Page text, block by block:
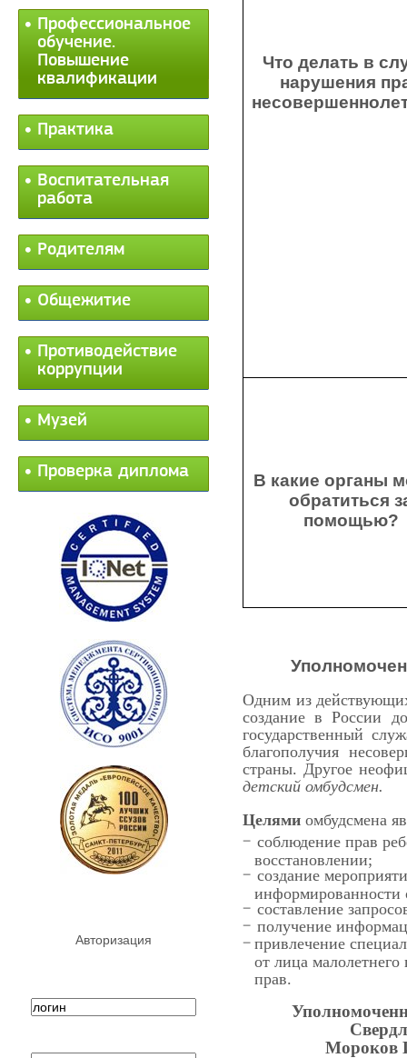
Профессиональное
обучение.
Повышение
квалификации
Практика
Воспитательная
работа
Родителям
Общежитие
Противодействие
коррупции
Музей
Проверка диплома
Авторизация
Что делать в
нарушения
В какие органы
обратиться
помощью?
Одним из
создание в России
государственный
благополучия
страны. Другое
детский омбудсмен.
Целями омбудсмена
соблюдение прав
восстановлении;
создание
информированности
составление
получение
привлечение
от лица
прав.
Мороков